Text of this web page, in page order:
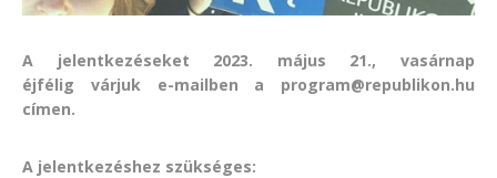
A jelentkezéseket 2023. május 21., vasárnap
éjfélig várjuk e-mailben a program@republikon.hu
címen.
A jelentkezéshez szükséges: